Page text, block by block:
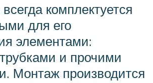
комплектуется
для его
элементами:
и прочими
Монтаж производится